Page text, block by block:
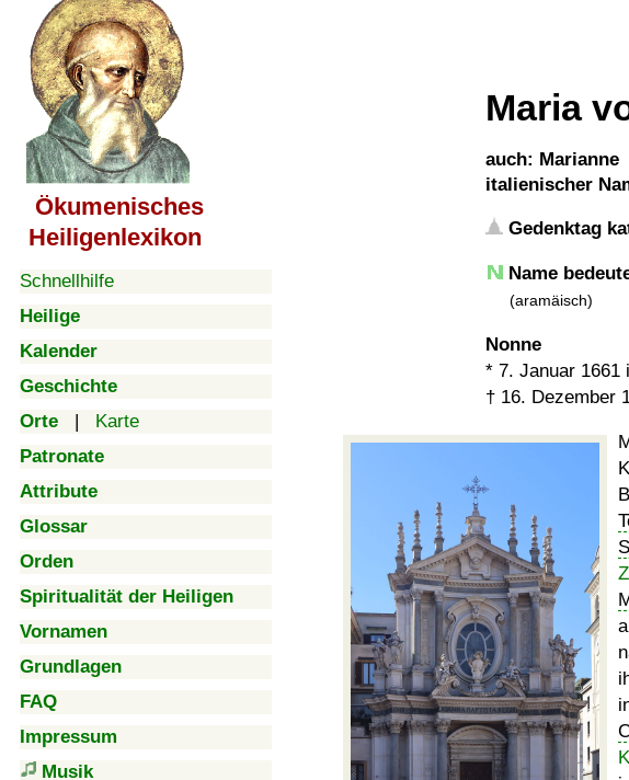
Ökumenisches
Heiligenlexikon
Schnellhilfe
Heilige
Kalender
Geschichte
Orte | Karte
Patronate
Attribute
Glossar
Orden
Spiritualität der Heiligen
Vornamen
Grundlagen
FAQ
Impressum
Musik
Maria
auch: Marianne
italienischer
Gedenktag
Name
(aramäisch)
Nonne
* 7. Januar 1661
† 16. Dezember